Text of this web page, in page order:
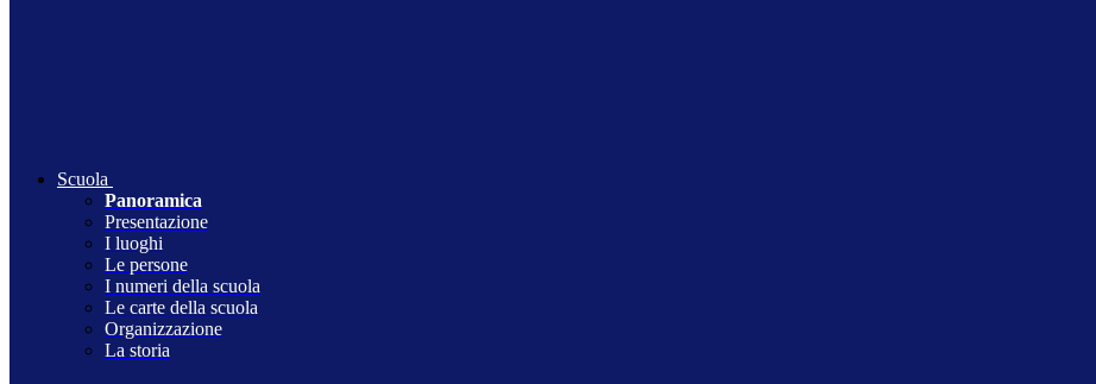
Scuola
Panoramica
Presentazione
I luoghi
Le persone
I numeri della scuola
Le carte della scuola
Organizzazione
La storia